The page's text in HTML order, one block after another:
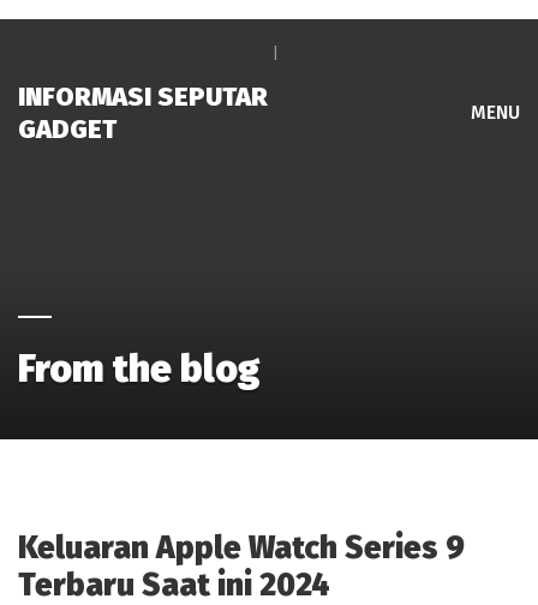
INFORMASI SEPUTAR
GADGET
MENU
From the blog
Keluaran Apple Watch Series 9
Terbaru Saat ini 2024